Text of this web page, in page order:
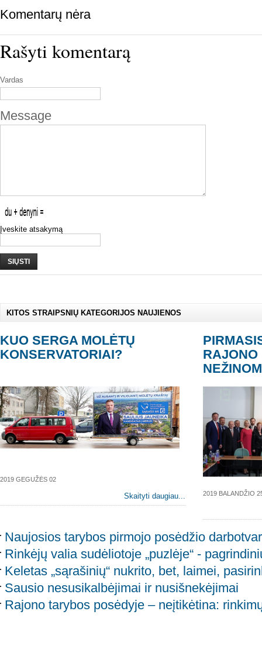
Komentarų nėra
Rašyti komentarą
Vardas
Message
Įveskite atsakymą
SIŲSTI
KITOS STRAIPSNIŲ KATEGORIJOS NAUJIENOS
KUO SERGA MOLĖTŲ
KONSERVATORIAI?
2019 GEGUŽĖS 02
Skaityti daugiau...
RAJONO
2019 BALANDŽIO
Naujosios tarybos pirmojo posėdžio
Rinkėjų valia sudėliotoje „puzlėje“ -
Keletas „sąrašinių“ nukrito, bet, laimei,
Sausio nesusikalbėjimai ir nusišnekėjimai
Rajono tarybos posėdyje – neįtikėtina: